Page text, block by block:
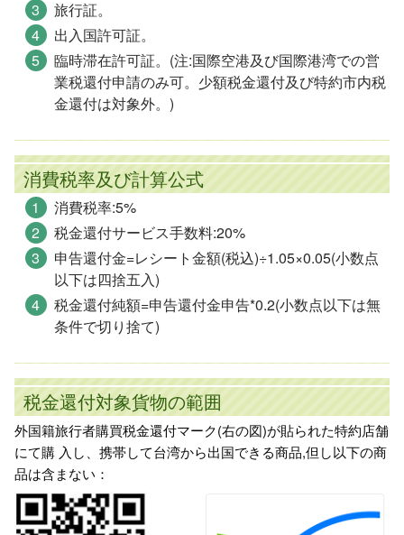
旅行証。
出入国許可証。
臨時滞在許可証。(注:国際空港及び国際港湾での営
業税還付申請のみ可。少額税金還付及び特約市内税
金還付は対象外。)
消費税率及び計算公式
消費税率:5%
税金還付サービス手数料:20%
申告還付金=レシート金額(税込)÷1.05×0.05(小数点
以下は四捨五入)
税金還付純額=申告還付金­​申告*0.2(​小数点以下は無
条件で切り捨て)
税金還付対象貨物の範囲
外国籍旅行者購買税金還付マーク(右の図)が貼られた特約店舗
にて購 入し、携帯して台湾から出国できる商品,但し以下の商
品は​含まない：